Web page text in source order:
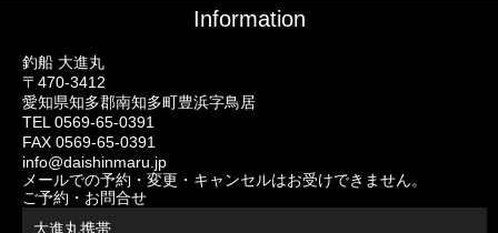
Information
釣船 大進丸
〒470-3412
愛知県知多郡南知多町豊浜字鳥居
TEL 0569-65-0391
FAX 0569-65-0391
info@daishinmaru.jp
メールでの予約・変更・キャンセルはお受けできません。
ご予約・お問合せ
大進丸携帯